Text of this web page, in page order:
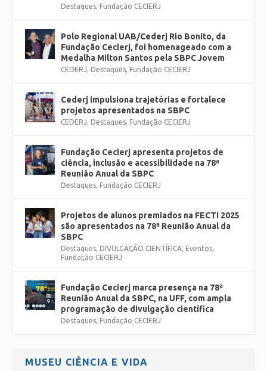
Destaques Fundação CECIERJ
Polo Regional UAB/Cederj Rio Bonito, da
Fundação Cecierj, foi homenageado com a
Medalha Milton Santos pela SBPC Jovem
CEDERJ Destaques Fundação CECIERJ
Cederj impulsiona trajetórias e fortalece
projetos apresentados na SBPC
CEDERJ Destaques Fundação CECIERJ
Fundação Cecierj apresenta projetos de
ciência, inclusão e acessibilidade na 78ª
Reunião Anual da SBPC
Destaques Fundação CECIERJ
Projetos de alunos premiados na FECTI 2025
são apresentados na 78ª Reunião Anual da
SBPC
Destaques DIVULGAÇÃO CIENTÍFICA Eventos
Fundação CECIERJ
Fundação Cecierj marca presença na 78ª
Reunião Anual da SBPC, na UFF, com ampla
programação de divulgação científica
Destaques Fundação CECIERJ
MUSEU CIÊNCIA E VIDA